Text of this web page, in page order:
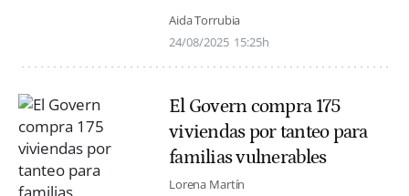
Aida Torrubia
24/08/2025 15:25h
El Govern compra 175
viviendas por tanteo para
familias vulnerables
Lorena Martín